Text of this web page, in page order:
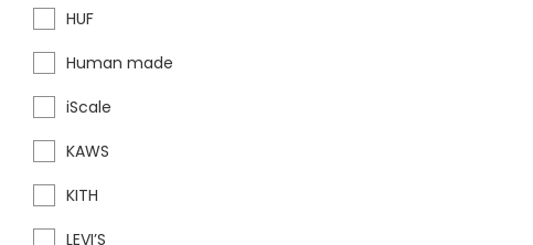
HUF
Human made
iScale
KAWS
KITH
LEVI’S